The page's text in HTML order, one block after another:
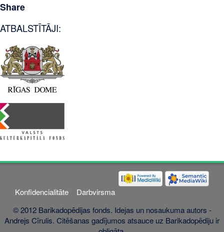
Share
ATBALSTĪTĀJI:
Konfidencialitāte
Darbvirsma
© 2012 Barikadopēdijas fonds. Idejas un nosaukuma autors -
Andrejs Cīrulis. Citēšanas gadījumos atsauce uz Barikadopēdiju ir